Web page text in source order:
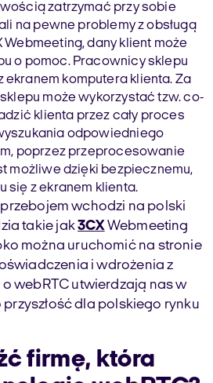
zatrzymać przy sobie
na pewne problemy z obsługą
Webmeeting, dany klient może
o pomoc. Pracownicy sklepu
ekranem komputera klienta. Za
może wykorzystać tzw. co-
klienta przez cały proces
odpowiedniego
poprzez przeprocesowanie
możliwe dzięki bezpiecznemu,
się z ekranem klienta.
przebojem wchodzi na polski
takie jak3CXWebmeeting
można uruchomić na stronie
i wdrożenia z
webRTC utwierdzają nas w
przyszłość dla polskiego rynku
firmę, która